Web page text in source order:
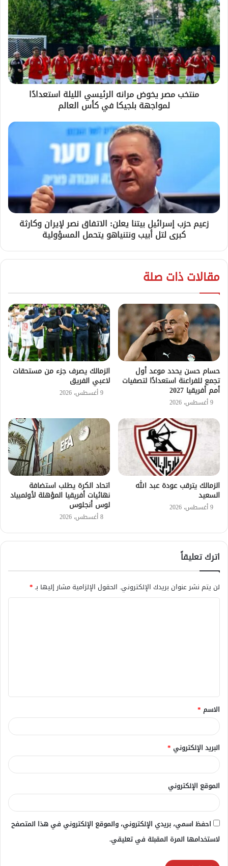
منتخب مصر يخوض مرانه الرئيسي الليلة استعدادًا
لمواجهة بلجيكا في كأس العالم
زعيم حزب إسرائيل بيتنا يعلن: الاتفاق نصر لإيران وكارثة
كبرى لتل أبيب ونتنياهو يتحمل المسؤولية
مقالات ذات صلة
حسام حسن يحدد موعد أول
تجمع للفراعنة استعدادًا لتصفيات
أمم أفريقيا 2027
9 أغسطس، 2026
الزمالك يصرف جزء من مستحقات
لاعبي الفريق
9 أغسطس، 2026
الزمالك يترقب عودة عبد الله
السعيد
9 أغسطس، 2026
اتحاد الكرة يطلب استضافة
نهائيات أفريقيا المؤهلة لأولمبياد
لوس أنجلوس
8 أغسطس، 2026
اترك تعليقاً
لن يتم نشر عنوان بريدك الإلكتروني. الحقول الإلزامية مشار إليها بـ*
ق
*
الاسم *
البريد الإلكتروني *
الموقع الإلكتروني
احفظ اسمي، بريدي الإلكتروني، والموقع الإلكتروني في هذا المتصفح
لاستخدامها المرة المقبلة في تعليقي.